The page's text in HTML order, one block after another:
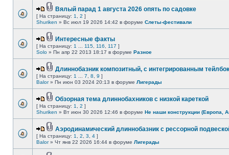
Вялый парад 1 августа 2026 опять по садовке
[ На страницу: 1 2 ]
Shuriken » Вс июл 19 2026 14:42 в форуме Слеты-фестивали
Интересные факты
[ На страницу: 1 115 116 117 ]
Solo » Пн апр 22 2013 18:17 в форуме Разное
Длиннобазник композитный, с интегрированным
[ На страницу: 1 7 8 9 ]
Balor» Пн июн 03 2024 20:13 в форуме Лигерады
Обзорная тема длиннобахников с низкой кареткой
[ На страницу: 1 2 ]
Shuriken » Вт июн 30 2026 12:46 в форуме Не наши конструкции (Европа,
Аэродинамический длиннобазник с рессорной
[ На страницу: 1 2 3 4 ]
Balor» Чт янв 22 2026 16:44 в форуме Лигерады